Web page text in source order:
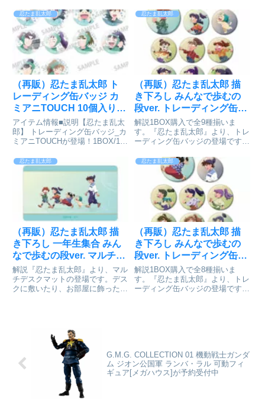
登場！まんまるでふわふわコロッ
としたデフォルメのマスコット！
お気に入りのキャラクターを
GETしよう！【ラインナップ】
摂津...
数持ち歩くのに便利なサイズ感の
アクリルスタンドです【ラインナ
ップ】猪名寺乱太郎摂津のきり丸
福富しんべヱ潮江文次郎立花仙
忍たま乱太郎
（再販）忍たま乱太郎 ト
レーディング缶バッジ カ
ミアニTOUCH 10個入り
BOX[カミオジャパン]が予
約受付開始
アイテム情報■説明【忍たま乱太
郎】 トレーディング缶バッジ_カ
ミアニTOUCHが登場！1BOX/10
め、キャラクターは選べません。
■サイズ約Φ56×D5㎜忍たま乱太
郎_トレーディング缶バッジ_カ
ミアニTOUCH...
忍たま乱太郎
（再販）忍たま乱太郎 描
き下ろし みんなで歩むの
段ver. トレーディング缶バ
ッジ ver.A 9個入りBOX[ア
ルマビアンカ]が予約受付
開始
解説1BOX購入で全9種揃いま
す。『忍たま乱太郎』より、トレ
ーディング缶バッジの登場です。
ムヘム、伊賀崎孫兵、次屋三之
助、富松作兵衛、潮江文次郎、立
花仙蔵、七松小平太の描き下ろし
イラストを缶バッジに仕上げまし
忍たま乱太郎
（再販）忍たま乱太郎 描
き下ろし 一年生集合 みん
なで歩むの段ver. マルチデ
スクマット[アルマビアン
カ]が予約受付開始
解説『忍たま乱太郎』より、マル
チデスクマットの登場です。デス
クに敷いたり、お部屋に飾った
忍たま乱太郎
（再販）忍たま乱太郎 描
き下ろし みんなで歩むの
段ver. トレーディング缶バ
ッジ ver.B 8個入りBOX[ア
ルマビアンカ]が予約受付
開始
解説1BOX購入で全8種揃いま
す。『忍たま乱太郎』より、トレ
ーディング缶バッジの登場です。
G.M.G. COLLECTION 01 機動戦士ガンダ
ム ジオン公国軍 ランバ・ラル 可動フィ
ギュア[メガハウス]が予約受付中